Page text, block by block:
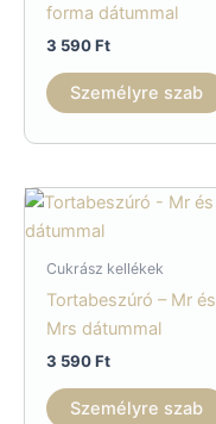
forma dátummal
3 590Ft
Személyre szab
Cukrász kellékek
Tortabeszúró – Mr és
Mrs dátummal
3 590Ft
Személyre szab